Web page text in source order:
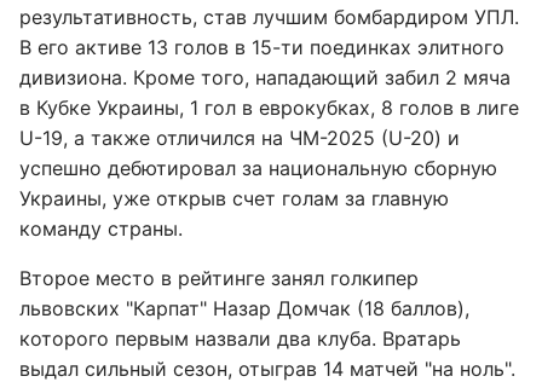
результативность, став лучшим бомбардиром УПЛ.
В его активе 13 голов в 15-ти поединках элитного
дивизиона. Кроме того, нападающий забил 2 мяча
в Кубке Украины, 1 гол в еврокубках, 8 голов в лиге
U-19, а также отличился на ЧМ-2025 (U-20) и
успешно дебютировал за национальную сборную
Украины, уже открыв счет голам за главную
команду страны.
Второе место в рейтинге занял голкипер
львовских "Карпат" Назар Домчак (18 баллов),
которого первым назвали два клуба. Вратарь
выдал сильный сезон, отыграв 14 матчей "на ноль".